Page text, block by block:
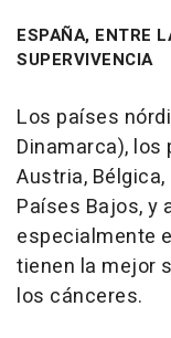
ESPAÑA, ENTRE
SUPERVIVENCIA
Los países
Dinamarca), los
Austria,
Países Bajos, y
especialmente
tienen la mejor
los cánceres.